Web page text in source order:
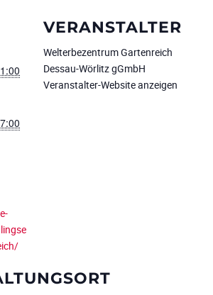
VERANSTALTER
Welterbezentrum Gartenreich
Dessau-Wörlitz gGmbH
Veranstalter-Website anzeigen